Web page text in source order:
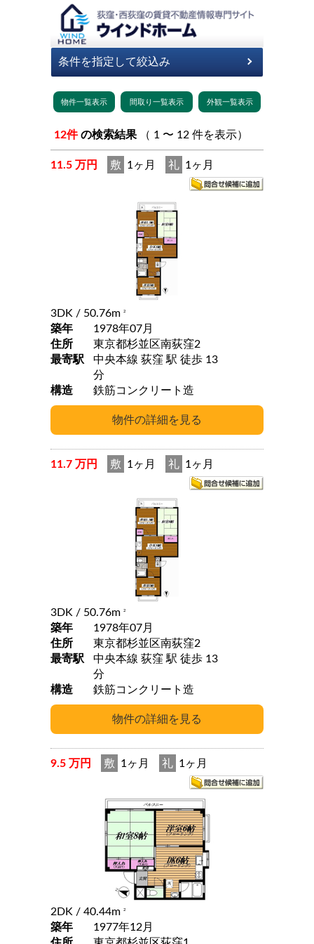
12件 の検索結果 （ 1 〜 12 件を表示）
11.5 万円 敷 1ヶ月 礼 1ヶ月
3DK / 50.76m 2
築年
1978年07月
住所
東京都杉並区南荻窪2
最寄駅
中央本線 荻窪 駅 徒歩 13
分
構造
鉄筋コンクリート造
11.7 万円 敷 1ヶ月 礼 1ヶ月
3DK / 50.76m 2
築年
1978年07月
住所
東京都杉並区南荻窪2
最寄駅
中央本線 荻窪 駅 徒歩 13
分
構造
鉄筋コンクリート造
9.5 万円 敷 1ヶ月 礼 1ヶ月
2DK / 40.44m 2
築年
1977年12月